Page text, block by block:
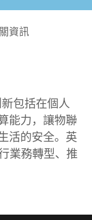
資訊
包括在個人
能力，讓物聯
活的安全。英
業務轉型、推